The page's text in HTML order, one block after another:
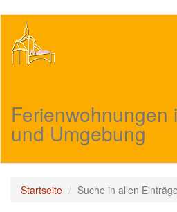
Inhalt
Ferienwohnungen
und Umgebung
Startseite Suche in allen